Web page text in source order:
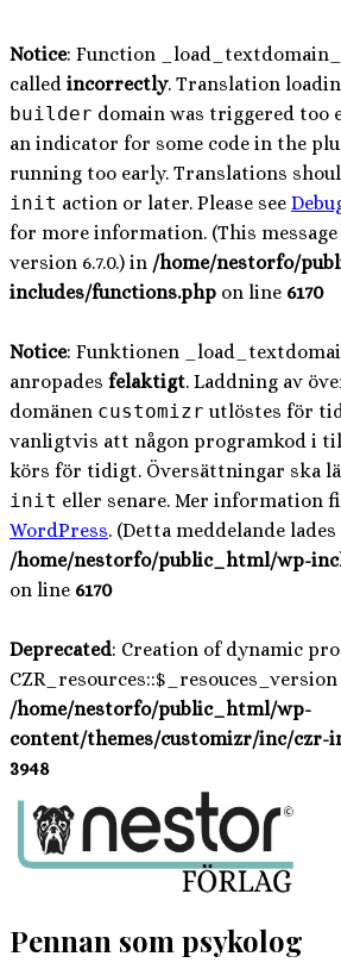
Notice: Function
called incorrectly. Translation
builder domain was triggered too
an indicator for some code in the
running too early. Translations
init action or later. Please see
for more information. (This message
version 6.7.0.) in /home/nestorfo/
includes/functions.php on line 6170
Notice: Funktionen
anropades felaktigt. Laddning av
domänen customizr utlöstes för
vanligtvis att någon programkod i
körs för tidigt. Översättningar ska
init eller senare. Mer information
WordPress. (Detta meddelande
/home/nestorfo/public_html/wp-
on line 6170
Deprecated: Creation of dynamic
/home/nestorfo/public_html/wp-
content/themes/customizr/inc/czr-
3948
Hoppa
innehåll
Pennan som psykolog